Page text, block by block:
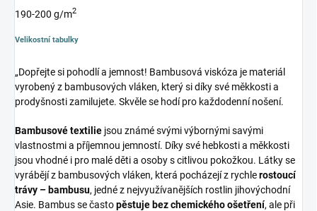
190-200 g/m2
Velikostní tabulky
„Dopřejte si pohodlí a jemnost! Bambusová viskóza je materiál
vyrobený z bambusových vláken, který si díky své měkkosti a
prodyšnosti zamilujete. Skvěle se hodí pro každodenní nošení.
Bambusové textilie jsou známé svými výbornými savými
vlastnostmi a příjemnou jemností. Díky své hebkosti a měkkosti
jsou vhodné i pro malé děti a osoby s citlivou pokožkou. Látky se
vyrábějí z bambusových vláken, která pocházejí z rychlerostoucí
trávy – bambusu, jedné z nejvyužívanějších rostlin jihovýchodní
Asie. Bambus se častopěstuje bez chemického ošetření, ale při